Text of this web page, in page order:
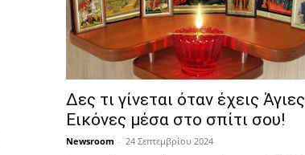
Δες τι γίνεται όταν έχεις Άγιες
Εικόνες μέσα στο σπίτι σου!
Newsroom - 24 Σεπτεμβρίου 2024